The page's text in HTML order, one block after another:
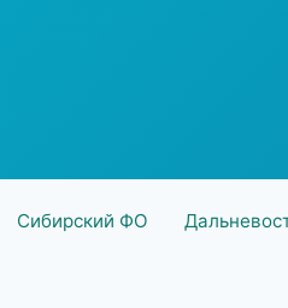
Сибирский ФО